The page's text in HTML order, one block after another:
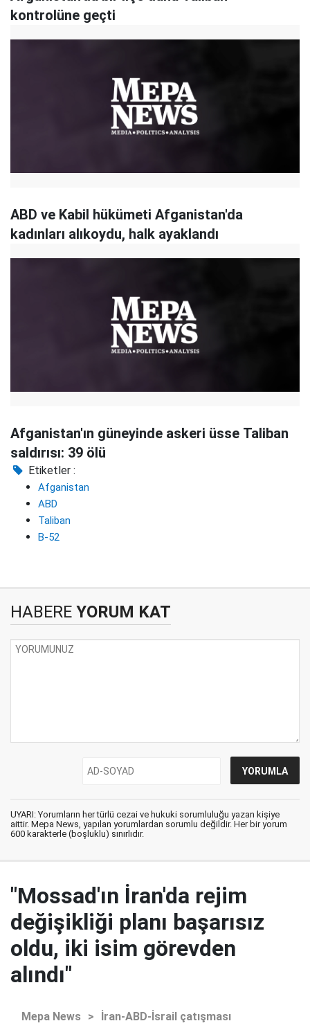
kontrolüne geçti
ABD ve Kabil hükümeti Afganistan'da
kadınları alıkoydu, halk ayaklandı
Afganistan'ın güneyinde askeri üsse Taliban
saldırısı: 39 ölü
Etiketler :
Afganistan
ABD
Taliban
B-52
HABERE YORUM KAT
UYARI: Yorumların her türlü cezai ve hukuki sorumluluğu yazan kişiye
aittir. Mepa News, yapılan yorumlardan sorumlu değildir. Her bir yorum
600 karakterle (boşluklu) sınırlıdır.
"Mossad'ın İran'da rejim
değişikliği planı başarısız
oldu, iki isim görevden
alındı"
Mepa News > İran-ABD-İsrail çatışması